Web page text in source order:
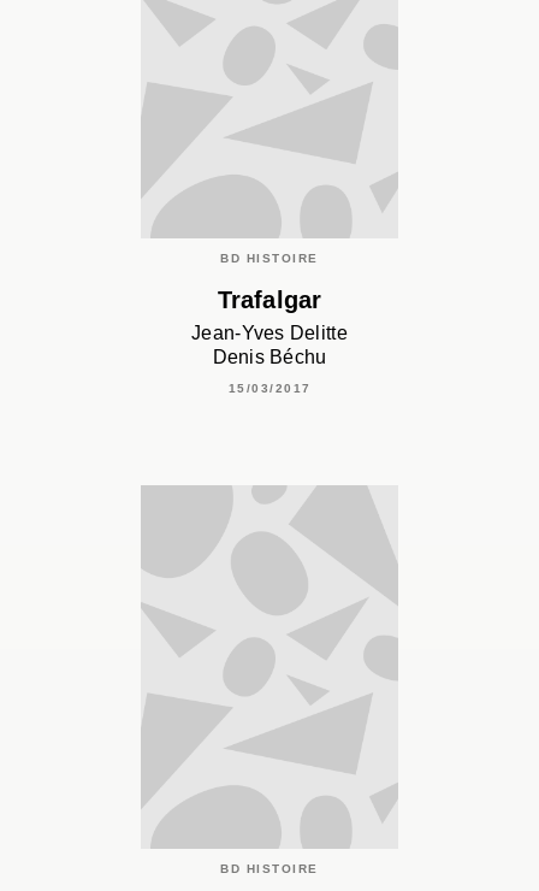
BD HISTOIRE
Trafalgar
Jean-Yves Delitte
Denis Béchu
15/03/2017
BD HISTOIRE